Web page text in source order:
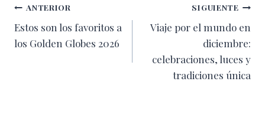
Navegación
de
ANTERIOR
Estos son los favoritos a
los Golden Globes 2026
SIGUIENTE
Viaje por el mundo en
diciembre:
celebraciones, luces y
tradiciones única